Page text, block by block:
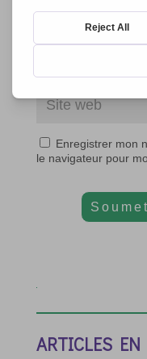
Enregistrer mon
le navigateur pour
ARTICLES